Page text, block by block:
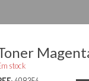
stock